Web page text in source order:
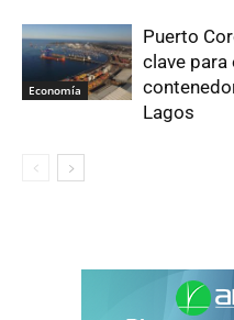
Economía
Puerto
clave
Lagos